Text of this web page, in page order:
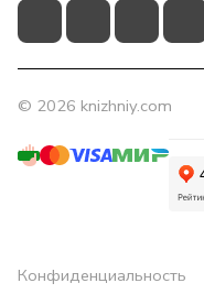
© 2026 knizhniy.com
Конфиденциальность